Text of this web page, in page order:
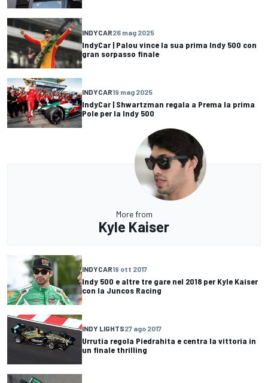
INDYCAR26 mag 2025
IndyCar | Palou vince la sua prima Indy 500 con
gran sorpasso finale
INDYCAR19 mag 2025
IndyCar | Shwartzman regala a Prema la prima
Pole per la Indy 500
More from
Kyle Kaiser
INDYCAR19 ott 2017
Indy 500 e altre tre gare nel 2018 per Kyle Kaiser
con la Juncos Racing
INDY LIGHTS27 ago 2017
Urrutia regola Piedrahita e centra la vittoria in
un finale thrilling